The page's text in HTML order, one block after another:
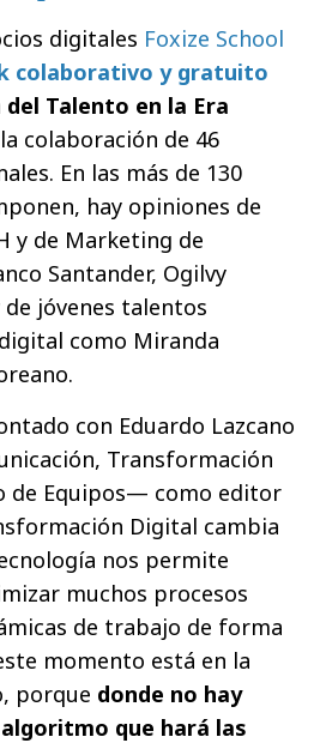
digitales Foxize School
colaborativo y gratuito
Talento en la Era
colaboración de 46
En las más de 130
hay opiniones de
y de Marketing de
Santander, Ogilvy
jóvenes talentos
como Miranda
con Eduardo Lazcano
Transformación
de Equipos— como editor
Digital cambia
nos permite
muchos procesos
de trabajo de forma
momento está en la
porque donde no hay
que hará las